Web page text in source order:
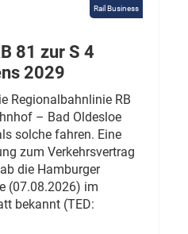
Rail Business
81 zur S 4
2029
Regionalbahnlinie RB
– Bad Oldesloe
solche fahren. Eine
zum Verkehrsvertrag
die Hamburger
(07.08.2026) im
bekannt (TED: